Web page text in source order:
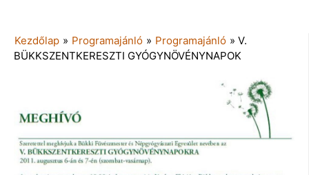
Kezdőlap » Programajánló » Programajánló » V.
BÜKKSZENTKERESZTI GYÓGYNÖVÉNYNAPOK